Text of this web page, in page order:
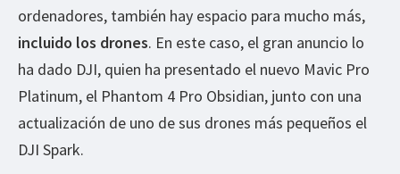
ordenadores, también hay espacio para mucho más,
incluido los drones. En este caso, el gran anuncio lo
ha dado DJI, quien ha presentado el nuevo Mavic Pro
Platinum, el Phantom 4 Pro Obsidian, junto con una
actualización de uno de sus drones más pequeños el
DJI Spark.